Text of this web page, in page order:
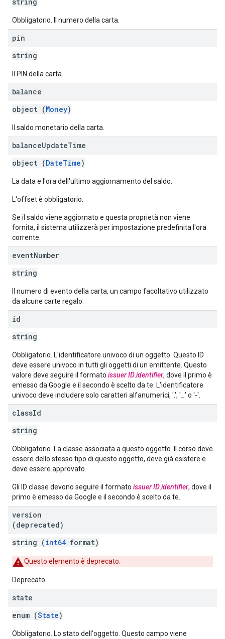
Obbligatorio. Il numero della carta.
pin
string
Il PIN della carta.
balance
object (Money)
Il saldo monetario della carta.
balanceUpdateTime
object (DateTime)
La data e l'ora dell'ultimo aggiornamento del saldo.
L'offset è obbligatorio.
Se il saldo viene aggiornato e questa proprietà non viene
fornita, il sistema utilizzerà per impostazione predefinita l'ora
corrente.
eventNumber
string
Il numero di evento della carta, un campo facoltativo utilizzato
da alcune carte regalo.
id
string
Obbligatorio. L'identificatore univoco di un oggetto. Questo ID
deve essere univoco in tutti gli oggetti di un emittente. Questo
valore deve seguire il formato issuer IDidentifier, dove il primo è
emesso da Google e il secondo è scelto da te. L'identificatore
univoco deve includere solo caratteri alfanumerici, '.', '_' o '-'.
classId
string
Obbligatorio. La classe associata a questo oggetto. Il corso deve
essere dello stesso tipo di questo oggetto, deve già esistere e
deve essere approvato.
Gli ID classe devono seguire il formato issuer IDidentifier, dove il
primo è emesso da Google e il secondo è scelto da te.
version
(deprecated)
string (int64 format)
Questo elemento è deprecato.
Deprecato
state
enum (State)
Obbligatorio. Lo stato dell'oggetto. Questo campo viene